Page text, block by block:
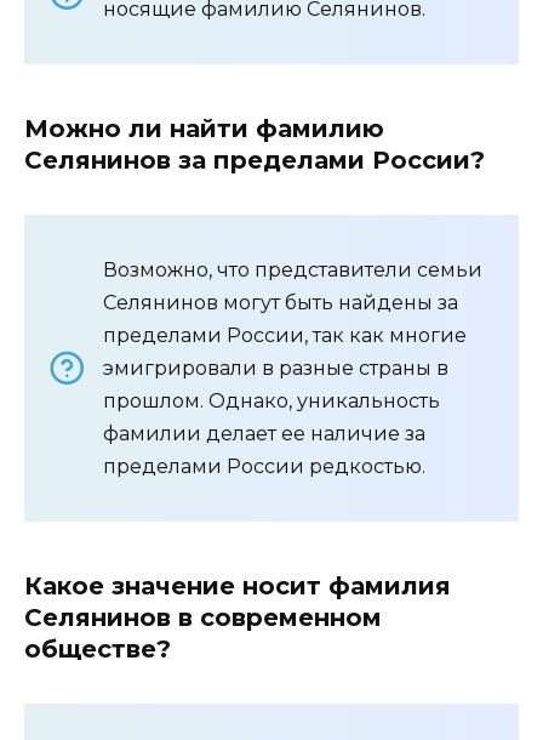
носящие фамилию Селянинов.
Можно ли найти фамилию
Селянинов за пределами России?
Возможно, что представители семьи
Селянинов могут быть найдены за
пределами России, так как многие
эмигрировали в разные страны в
прошлом. Однако, уникальность
фамилии делает ее наличие за
пределами России редкостью.
Какое значение носит фамилия
Селянинов в современном
обществе?